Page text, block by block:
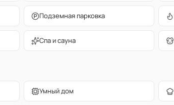
Подземная парковка
Спа и сауна
Умный дом